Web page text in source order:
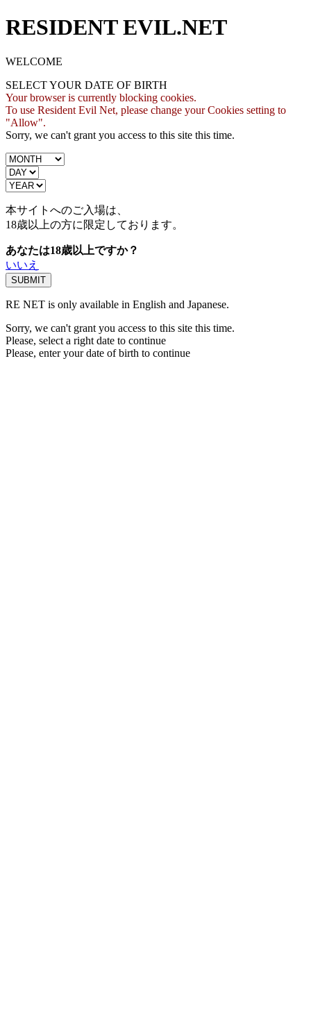
RESIDENT EVIL.NET
WELCOME
SELECT YOUR DATE OF BIRTH
Your browser is currently blocking cookies.
To use Resident Evil Net, please change your Cookies setting to
"Allow".
Sorry, we can't grant you access to this site this time.
本サイトへのご入場は、
18歳以上の方に限定しております。
あなたは18歳以上ですか？
いいえ
RE NET is only available in English and Japanese.
Sorry, we can't grant you access to this site this time.
Please, select a right date to continue
Please, enter your date of birth to continue